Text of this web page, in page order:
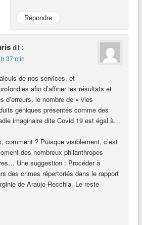
Répondre
dit :
37 min
de nos services, et
afin d’affiner les résultats et
d’erreurs, le nombre de « vies
géniques présentés comme des
imaginaire dite Covid 19 est égal à…
comment ? Puisque visiblement, c’est
des nombreux philanthropes
Une suggestion : Procéder à
des crimes répertoriés dans le rapport
de Araujo-Recchia. Le reste